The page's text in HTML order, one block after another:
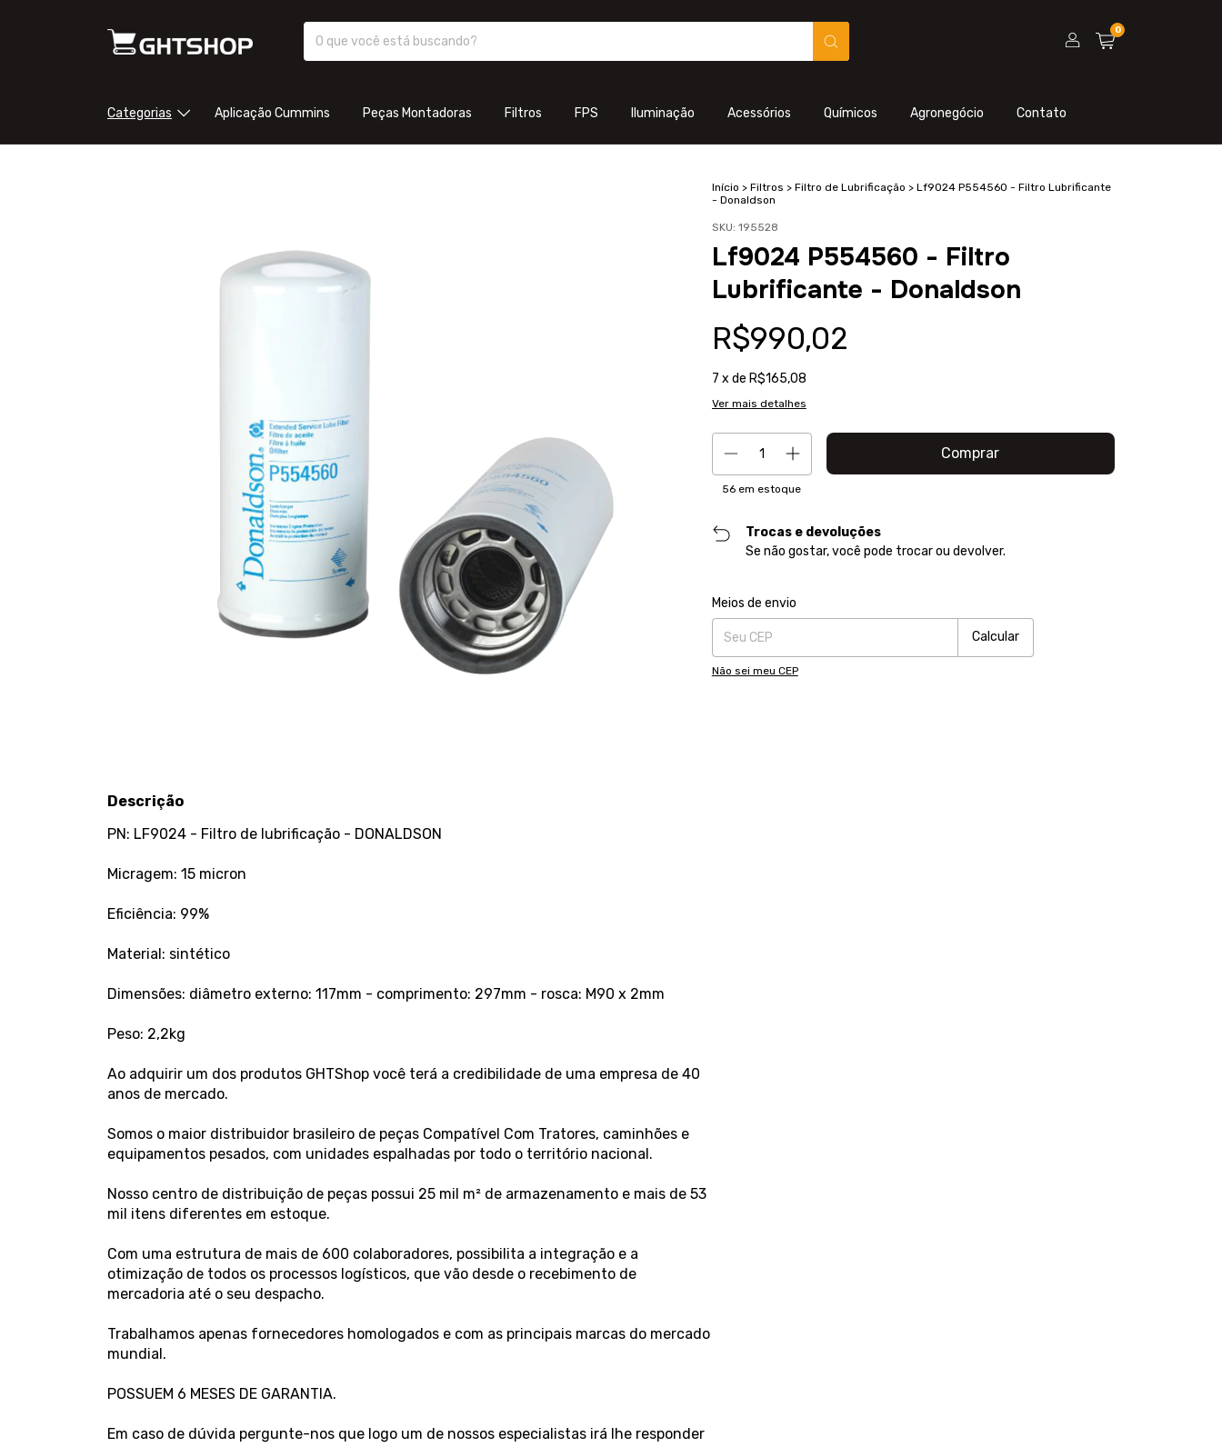
0
Categorias Aplicação Cummins Peças Montadoras Filtros FPS Iluminação Acessórios Químicos Agronegócio Contato
Início > Filtros > Filtro de Lubrificação > Lf9024 P554560 - Filtro Lubrificante
- Donaldson
SKU: 195528
Lf9024 P554560 - Filtro
Lubrificante - Donaldson
R$990,02
7 x de R$165,08
Ver mais detalhes
56 em estoque
Trocas e devoluções
Se não gostar, você pode trocar ou devolver.
Entregas para o CEP:
Meios de envio
Calcular
Não sei meu CEP
Descrição
PN: LF9024 - Filtro de lubrificação - DONALDSON
Micragem: 15 micron
Eficiência: 99%
Material: sintético
Dimensões: diâmetro externo: 117mm - comprimento: 297mm - rosca: M90 x 2mm
Peso: 2,2kg
Ao adquirir um dos produtos GHTShop você terá a credibilidade de uma empresa de 40
anos de mercado.
Somos o maior distribuidor brasileiro de peças Compatível Com Tratores, caminhões e
equipamentos pesados, com unidades espalhadas por todo o território nacional.
Nosso centro de distribuição de peças possui 25 mil m² de armazenamento e mais de 53
mil itens diferentes em estoque.
Com uma estrutura de mais de 600 colaboradores, possibilita a integração e a
otimização de todos os processos logísticos, que vão desde o recebimento de
mercadoria até o seu despacho.
Trabalhamos apenas fornecedores homologados e com as principais marcas do mercado
mundial.
POSSUEM 6 MESES DE GARANTIA.
Em caso de dúvida pergunte-nos que logo um de nossos especialistas irá lhe responder